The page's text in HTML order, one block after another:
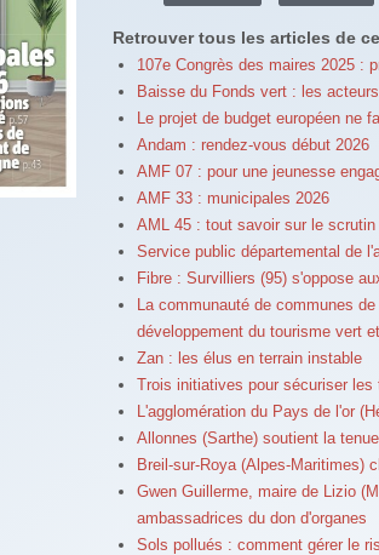
Retrouver tous les articles de
107e Congrès des maires 2025 :
Baisse du Fonds vert : les
Le projet de budget européen ne
Andam : rendez-vous début 2026
AMF 07 : pour une jeunesse
AMF 33 : municipales 2026
AML 45 : tout savoir sur le
Service public départemental de
Fibre : Survilliers (95) s'oppose
La communauté de communes
développement du tourisme vert
Zan : les élus en terrain instable
Trois initiatives pour sécuriser les
L'agglomération du Pays de l'or
Allonnes (Sarthe) soutient la
Breil-sur-Roya (Alpes-Maritimes)
Gwen Guillerme, maire de Lizio
ambassadrices du don d'organes
Sols pollués : comment gérer le